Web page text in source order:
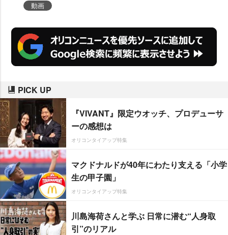
動画
PICK UP
『VIVANT』限定ウオッチ、プロデューサ
ーの感想は
オリコンタイアップ特集
マクドナルドが40年にわたり支える「小学
生の甲子園」
オリコンタイアップ特集
川島海荷さんと学ぶ 日常に潜む“人身取
引”のリアル